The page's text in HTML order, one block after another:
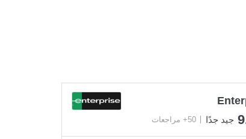
جيد جدًا 50+ مراجعات